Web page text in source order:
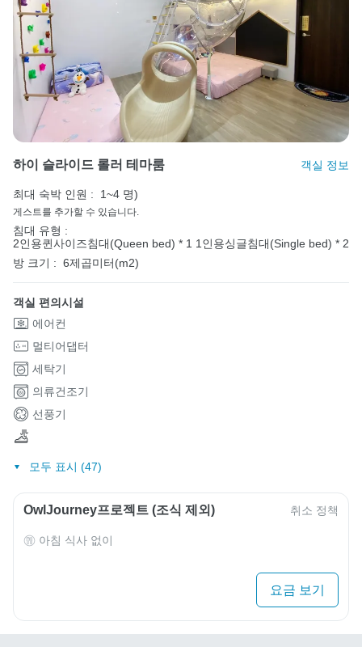
하이 슬라이드 롤러 테마룸 객실 정보
최대 숙박 인원 : 1~4 명)
게스트를 추가할 수 있습니다.
침대 유형 :
2인용퀸사이즈침대(Queen bed) * 1 1인용싱글침대(Single bed) * 2
방 크기 : 6제곱미터(m2)
객실 편의시설
에어컨
멀티어댑터
세탁기
의류건조기
선풍기
모두 표시 (47)
OwlJourney프로젝트 (조식 제외) 취소 정책
아침 식사 없이
요금 보기